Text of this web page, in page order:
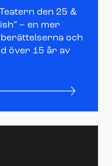
den 25 &
– en mer
och
över 15 år av